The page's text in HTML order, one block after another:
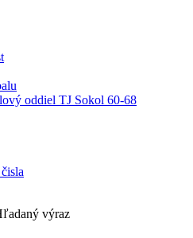
oddiel TJ Sokol 60-68
výraz